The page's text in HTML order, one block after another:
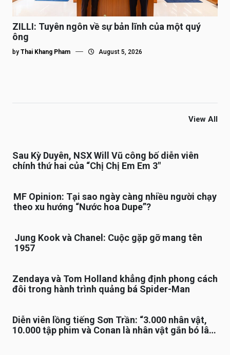
ZILLI: Tuyên ngôn về sự bản lĩnh của một quý
ông
by Thai Khang Pham August 5, 2026
View All
Sau Kỳ Duyên, NSX Will Vũ công bố diễn viên
chính thứ hai của “Chị Chị Em Em 3″
MF Opinion: Tại sao ngày càng nhiều người chạy
theo xu hướng “Nước hoa Dupe”?
Jung Kook và Chanel: Cuộc gặp gỡ mang tên
1957
Zendaya và Tom Holland khẳng định phong cách
đôi trong hành trình quảng bá Spider-Man
Diễn viên lồng tiếng Sơn Trần: “3.000 nhân vật,
10.000 tập phim và Conan là nhân vật gắn bó lâu